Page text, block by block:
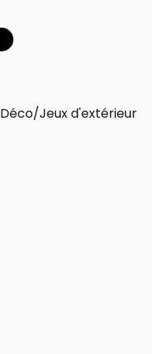
Déco/Jeux d'extérieur